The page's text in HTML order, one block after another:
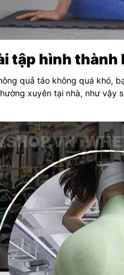
tập hình thành
quả táo không quá khó,
xuyên tại nhà, như vậy